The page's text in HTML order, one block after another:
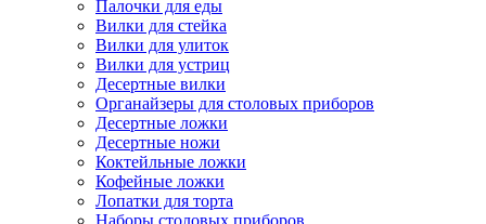
Палочки для еды
Вилки для стейка
Вилки для улиток
Вилки для устриц
Десертные вилки
Органайзеры для столовых приборов
Десертные ложки
Десертные ножи
Коктейльные ложки
Кофейные ложки
Лопатки для торта
Наборы столовых приборов